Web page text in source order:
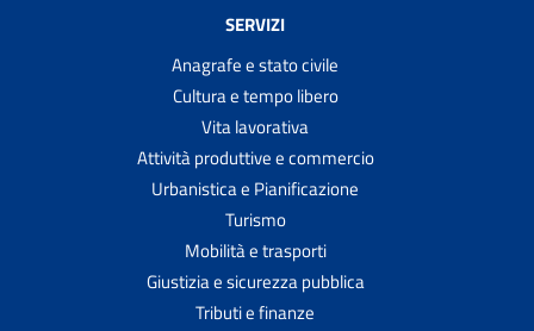
SERVIZI
Anagrafe e stato civile
Cultura e tempo libero
Vita lavorativa
Attività produttive e commercio
Urbanistica e Pianificazione
Turismo
Mobilità e trasporti
Giustizia e sicurezza pubblica
Tributi e finanze